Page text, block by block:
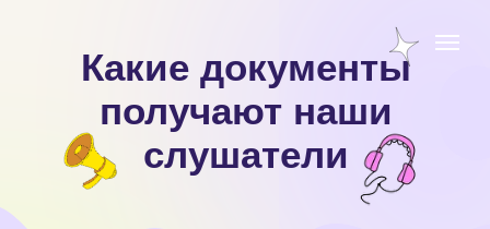
Какие документы
получают наши
слушатели